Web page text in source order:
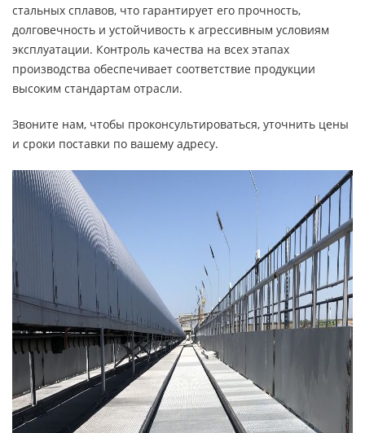
стальных сплавов, что гарантирует его прочность,
долговечность и устойчивость к агрессивным условиям
эксплуатации. Контроль качества на всех этапах
производства обеспечивает соответствие продукции
высоким стандартам отрасли.
Звоните нам, чтобы проконсультироваться, уточнить цены
и сроки поставки по вашему адресу.